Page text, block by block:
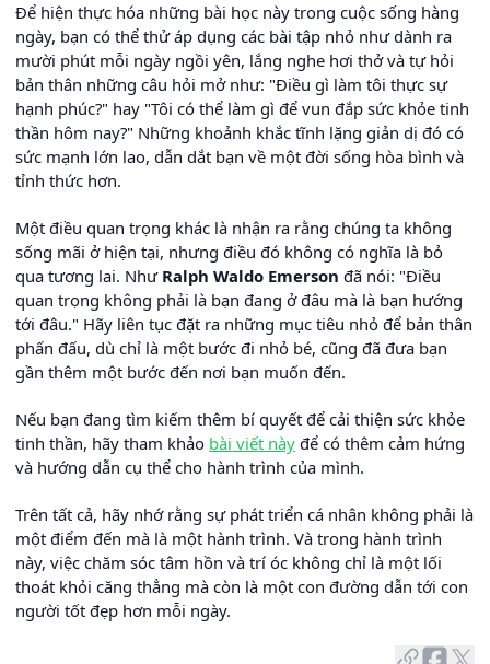
Để hiện thực hóa những bài học này trong cuộc sống hàng
ngày, bạn có thể thử áp dụng các bài tập nhỏ như dành ra
mười phút mỗi ngày ngồi yên, lắng nghe hơi thở và tự hỏi
bản thân những câu hỏi mở như: "Điều gì làm tôi thực sự
hạnh phúc?" hay "Tôi có thể làm gì để vun đắp sức khỏe tinh
thần hôm nay?" Những khoảnh khắc tĩnh lặng giản dị đó có
sức mạnh lớn lao, dẫn dắt bạn về một đời sống hòa bình và
tỉnh thức hơn.
Một điều quan trọng khác là nhận ra rằng chúng ta không
sống mãi ở hiện tại, nhưng điều đó không có nghĩa là bỏ
qua tương lai. Như Ralph Waldo Emerson đã nói: "Điều
quan trọng không phải là bạn đang ở đâu mà là bạn hướng
tới đâu." Hãy liên tục đặt ra những mục tiêu nhỏ để bản thân
phấn đấu, dù chỉ là một bước đi nhỏ bé, cũng đã đưa bạn
gần thêm một bước đến nơi bạn muốn đến.
Nếu bạn đang tìm kiếm thêm bí quyết để cải thiện sức khỏe
tinh thần, hãy tham khảo bài viết này để có thêm cảm hứng
và hướng dẫn cụ thể cho hành trình của mình.
Trên tất cả, hãy nhớ rằng sự phát triển cá nhân không phải là
một điểm đến mà là một hành trình. Và trong hành trình
này, việc chăm sóc tâm hồn và trí óc không chỉ là một lối
thoát khỏi căng thẳng mà còn là một con đường dẫn tới con
người tốt đẹp hơn mỗi ngày.